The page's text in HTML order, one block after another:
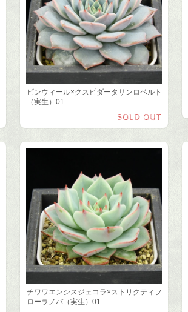
ピンウィール×クスピダータサンロベルト
（実生）01
SOLD OUT
チワワエンシスジェコラ×ストリクティフ
ローラノバ（実生）01